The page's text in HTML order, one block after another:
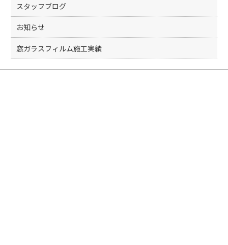
スタッフブログ
お知らせ
窓ガラスフィルム施工実績